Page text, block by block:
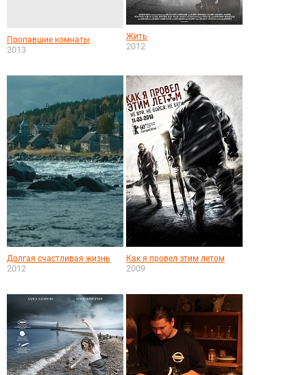
Пропавшие комнаты
2013
Жить
2012
Долгая счастливая жизнь
2012
Как я провел этим летом
2009